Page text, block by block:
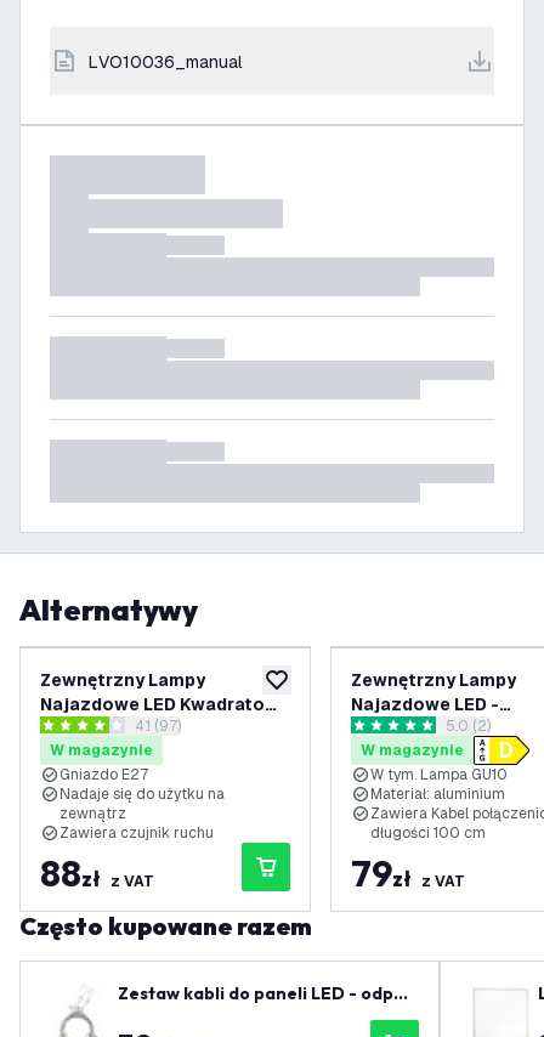
LVO10036_manual
Alternatywy
dodaj do listy życzeń
Zewnętrzny Lampy
Najazdowe LED Kwadratowy
- Czarny - IP67 - Gniazdo
GU10 - Kabel zasilający 1
metr
otwórz panel recenzji
4.1 Gwiazdki oceny
4.1 (97)
W magazynie
Gniazdo E27
Nadaje się do użytku na
zewnątrz
Zawiera czujnik ruchu
88zł z VAT
Zewnętrzny Lampy
Najazdowe LED -
Kwadratowy - Czarny
- 3W - 2700K - Kabel
zasilający 1 metr
otwórz
5 Gwiazdki oceny
5.0 (2)
W magazynie
W tym. Lampa GU10
Materiał: aluminium
Zawiera Kabel
długości 100 cm
79zł z VAT
Często kupowane razem
Zestaw kabli do paneli LED - odpow